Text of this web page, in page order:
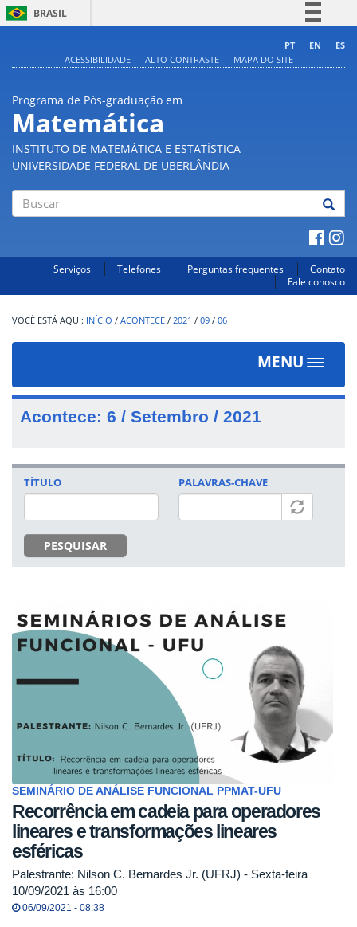
BRASIL
Comunica BR
PT EN
ES
ACESSIBILIDADE
ALTO CONTRASTE MAPA DO SITE
Programa de Pós-graduação em
Matemática
INSTITUTO DE MATEMÁTICA E ESTATÍSTICA
UNIVERSIDADE FEDERAL DE UBERLÂNDIA
Serviços Telefones Perguntas frequentes
Contato
Fale conosco
INÍCIO / ACONTECE / 2021 / 09 / 06
MENU
Toggle
Acontece: 6 / Setembro / 2021
TÍTULO
PESQUISAR
PALAVRAS-CHAVE
SEMINÁRIO DE ANÁLISE FUNCIONAL PPMAT-UFU
Recorrência em cadeia para operadores
lineares e transformações lineares
esféricas
Palestrante: Nilson C. Bernardes Jr. (UFRJ) - Sexta-feira
10/09/2021 às 16:00
06/09/2021 - 08:38